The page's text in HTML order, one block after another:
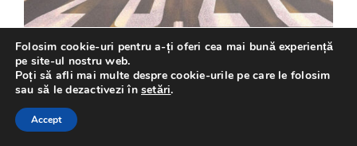
Bilanț de an 2021
Folosim cookie-uri pentru a-ți oferi cea mai bună experiență
pe site-ul nostru web.
Poți să afli mai multe despre cookie-urile pe care le folosim
sau să le dezactivezi în setări.
Accept